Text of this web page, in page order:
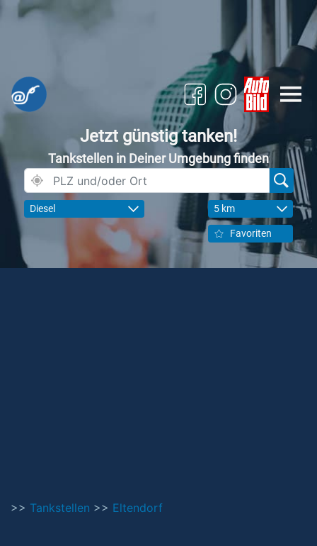
Jetzt günstig tanken!
Tankstellen in Deiner Umgebung finden
Diesel 5 km
Favoriten
>> Tankstellen >> Eltendorf